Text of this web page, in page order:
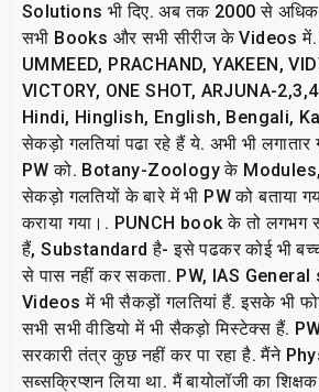
Solutions भी दिए. अब तक 2000 से अधिक
सभी Books और सभी सीरीज के Videos
UMMEED, PRACHAND, YAKEEN,
VICTORY, ONE SHOT, ARJUNA-
Hindi, Hinglish, English, Bengali,
सेकड़ो गलतियां पढा रहे हैं ये. अभी भी लगातार
PW को. Botany-Zoology के
सेकड़ो गलतियों के बारे में भी PW को बताया
कराया गया।. PUNCH book के तो लगभग
हैं, Substandard है- इसे पढकर कोई भी
से पास नहीं कर सकता. PW, IAS
Videos में भी सैकड़ों गलतियां हैं. इसके भी
सभी सभी वीडियो में भी सैकड़ो मिस्टेक्स हैं.
सरकारी तंत्र कुछ नहीं कर पा रहा है. मैंने
सब्सक्रिप्शन लिया था. मैं बायोलॉजी का